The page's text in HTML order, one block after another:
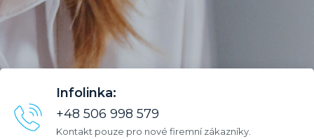
Infolinka:
+48 506 998 579
Kontakt pouze pro nové firemní zákazníky.